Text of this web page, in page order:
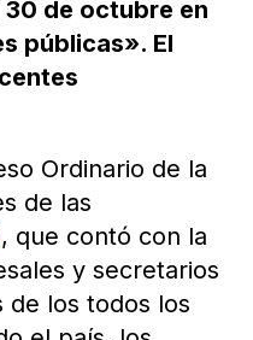
de octubre en
públicas». El
Ordinario de la
de las
que contó con la
y secretarios
de los todos los